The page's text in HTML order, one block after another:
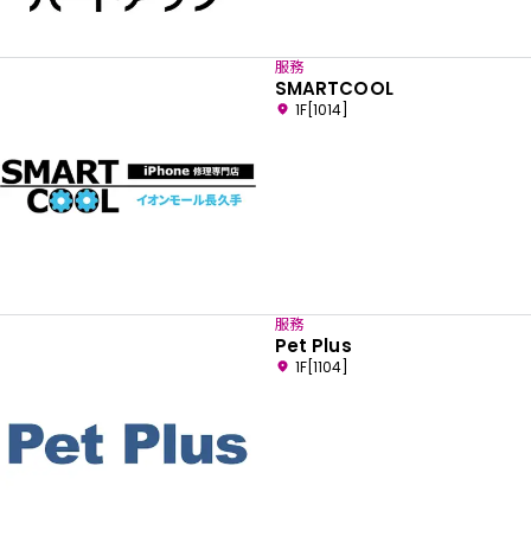
服務
SMARTCOOL
1F[1014]
服務
Pet Plus
1F[1104]